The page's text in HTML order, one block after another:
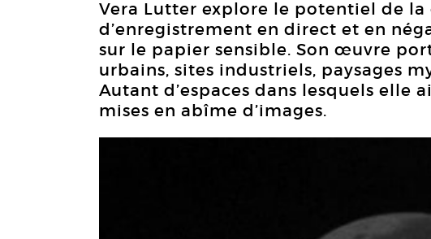
Vera Lutter explore le potentiel de la
d’enregistrement en direct et en
sur le papier sensible. Son œuvre
urbains, sites industriels, paysages
Autant d’espaces dans lesquels elle
mises en abîme d’images.